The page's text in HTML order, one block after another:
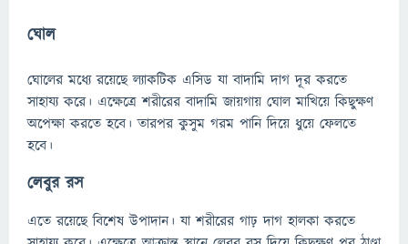
ঘোল
ঘোলের মধ্যে রয়েছে ল্যাকটিক এসিড যা বাদামি দাগ দূর করতে
সাহায্য করে। এক্ষেত্রে শরীরের বাদামি জায়গায় ঘোল মাখিয়ে কিছুক্ষণ
অপেক্ষা করতে হবে। তারপর কুসুম গরম পানি দিয়ে ধুয়ে ফেলতে
হবে।
লেবুর রস
এতে রয়েছে বিশেষ উপাদান। যা শরীরের গাঢ় দাগ হালকা করতে